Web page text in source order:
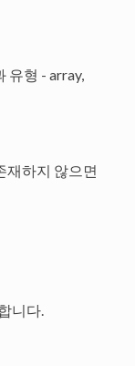
유형 - array,
재하지 않으면
니다.